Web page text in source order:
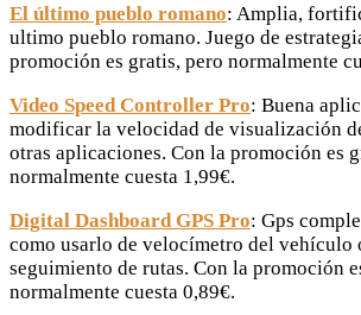
El último pueblo romano: Amplia,
ultimo pueblo romano. Juego de
promoción es gratis, pero normalmente
Video Speed Controller Pro: Buena
modificar la velocidad de visualización
otras aplicaciones. Con la promoción es
normalmente cuesta 1,99€.
Digital Dashboard GPS Pro: Gps
como usarlo de velocímetro del vehículo
seguimiento de rutas. Con la promoción
normalmente cuesta 0,89€.